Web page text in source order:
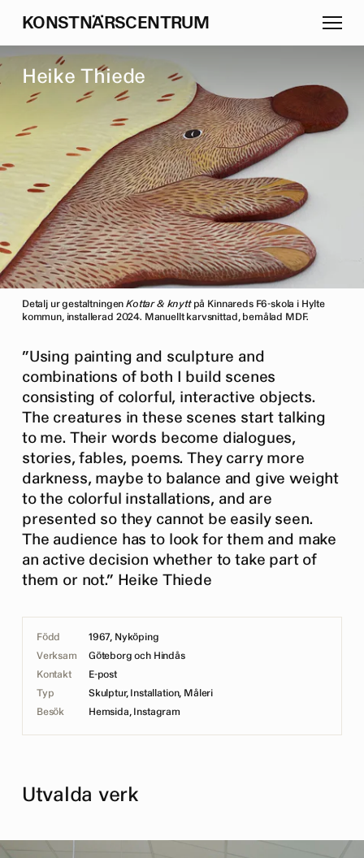
KONSTNÄRSCENTRUM
Heike Thiede
Detalj ur gestaltningenKottar & knyttpå Kinnareds F6-skola i Hylte
kommun, installerad 2024. Manuellt karvsnittad, bemålad MDF.
”Using painting and sculpture and
combinations of both I build scenes
consisting of colorful, interactive objects.
The creatures in these scenes start talking
to me. Their words become dialogues,
stories, fables, poems. They carry more
darkness, maybe to balance and give weight
to the colorful installations, and are
presented so they cannot be easily seen.
The audience has to look for them and make
an active decision whether to take part of
them or not.” Heike Thiede
Född
1967, Nyköping
Verksam
Göteborg och Hindås
Kontakt
E-post
Typ
Skulptur, Installation, Måleri
Besök
Hemsida, Instagram
Utvalda verk